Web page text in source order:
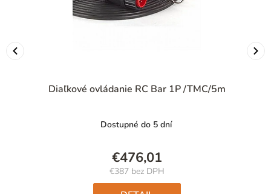
Diaľkové ovládanie RC Bar 1P /TMC/5m
Dostupné do 5 dní
€476,01
€387 bez DPH
Jednotková